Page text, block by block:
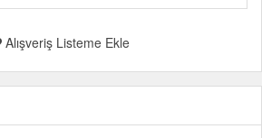
Alışveriş Listeme Ekle